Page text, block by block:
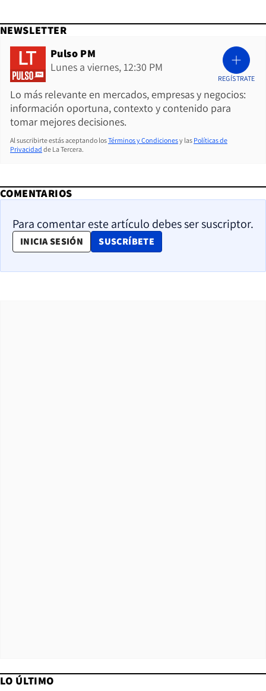
NEWSLETTER
Pulso PM
Lunes a viernes, 12:30 PM
Lo más relevante en mercados, empresas y negocios:
información oportuna, contexto y contenido para
tomar mejores decisiones.
REGÍSTRATE
Al suscribirte estás aceptando losTérminos y Condicionesy las Políticas de
Privacidad de La Tercera.
COMENTARIOS
Para comentar este artículo debes ser suscriptor.
INICIA SESIÓN SUSCRÍBETE
OPENS IN NEW WINDOW
LO ÚLTIMO